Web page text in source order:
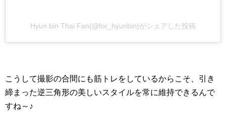
Hyun bin Thai Fan(@for_hyunbin)がシェアした投稿
こうして撮影の合間にも筋トレをしているからこそ、引き
締まった逆三角形の美しいスタイルを常に維持できるんで
すね～♪